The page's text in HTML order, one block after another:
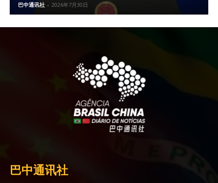
巴中通讯社 - 2026年7月30日
巴中通讯社